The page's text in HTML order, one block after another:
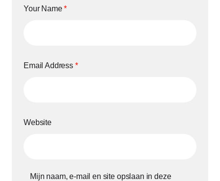
Your Name*
Email Address *
Website
Mijn naam, e-mail en site opslaan in deze